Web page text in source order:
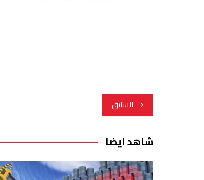
تصفّح
المقالات
السابق
شاهد ايضا